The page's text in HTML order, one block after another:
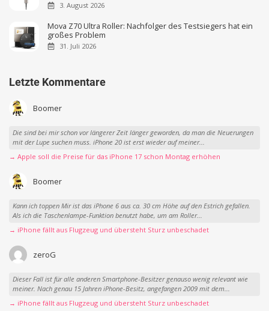
3. August 2026
Mova Z70 Ultra Roller: Nachfolger des Testsiegers hat ein
großes Problem
31. Juli 2026
Letzte Kommentare
Boomer
Die sind bei mir schon vor längerer Zeit länger geworden, da man die Neuerungen
mit der Lupe suchen muss. iPhone 20 ist erst wieder auf meiner...
→ Apple soll die Preise für das iPhone 17 schon Montag erhöhen
Boomer
Kann ich toppen Mir ist das iPhone 6 aus ca. 30 cm Höhe auf den Estrich gefallen.
Als ich die Taschenlampe-Funktion benutzt habe, um am Roller...
→ iPhone fällt aus Flugzeug und übersteht Sturz unbeschadet
zeroG
Dieser Fall ist für alle anderen Smartphone-Besitzer genauso wenig relevant wie
meiner. Nach genau 15 Jahren iPhone-Besitz, angefangen 2009 mit dem...
→ iPhone fällt aus Flugzeug und übersteht Sturz unbeschadet